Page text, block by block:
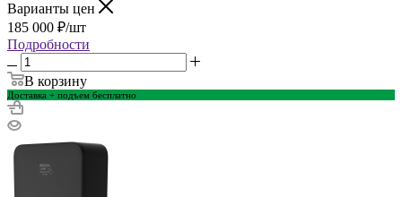
Варианты цен
185 000 ₽/шт
Подробности
В корзину
Доставка + подъем бесплатно